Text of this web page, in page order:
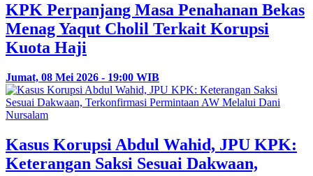
KPK Perpanjang Masa Penahanan Bekas
Menag Yaqut Cholil Terkait Korupsi
Kuota Haji
Jumat, 08 Mei 2026 - 19:00 WIB
Kasus Korupsi Abdul Wahid, JPU KPK:
Keterangan Saksi Sesuai Dakwaan,